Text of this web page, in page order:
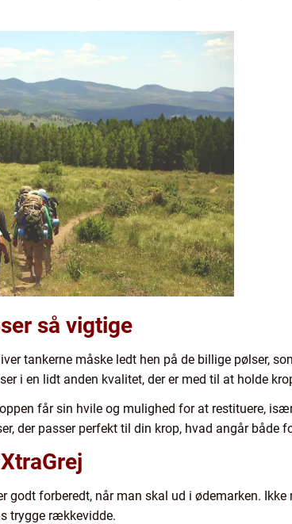
så vigtige
tankerne måske ledt hen på de billige pølser,
i en lidt anden kvalitet, der er med til at holde
får sin hvile og mulighed for at restituere,
der passer perfekt til din krop, hvad angår både
godt forberedt, når man skal ud i ødemarken.
trygge rækkevidde.